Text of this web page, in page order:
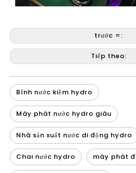
trước =:
Tiếp theo:
Bình nước kiềm hydro
Máy phát nước hydro giàu
Nhà sản xuất nước di động hydro
Chai nước hydro máy phát